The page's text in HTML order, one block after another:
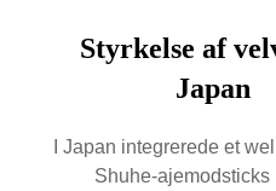
Styrkelse af
Japan
I Japan integrerede et
Shuhe-ajemodsticks